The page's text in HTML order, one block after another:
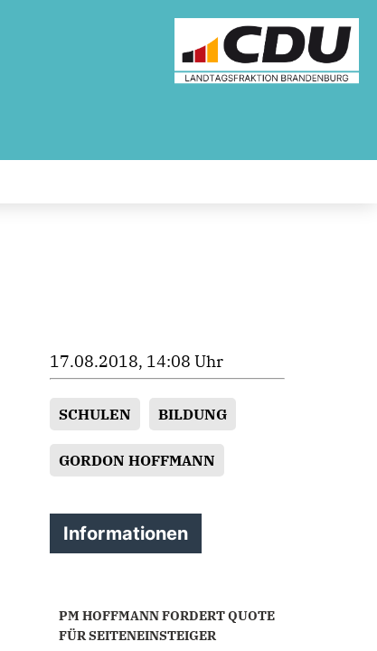
17.08.2018, 14:08 Uhr
SCHULEN BILDUNG
GORDON HOFFMANN
Informationen
PM HOFFMANN FORDERT QUOTE
FÜR SEITENEINSTEIGER